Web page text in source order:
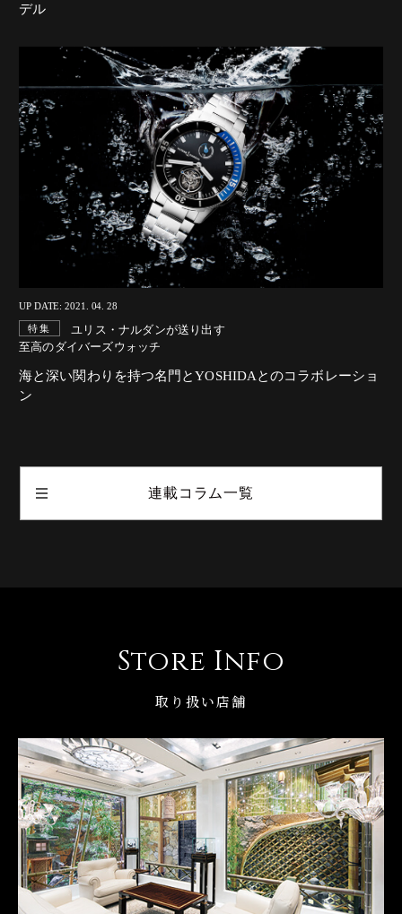
デル
UP DATE: 2021. 04. 28
特集
ユリス・ナルダンが送り出す
至高のダイバーズウォッチ
海と深い関わりを持つ名門とYOSHIDAとのコラボレーショ
ン
連載コラム一覧
Store Info
取り扱い店舗